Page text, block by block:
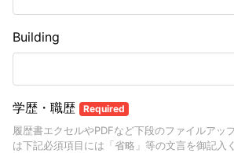
Building
学歴・職歴 Required
履歴書エクセルやPDFなど下段のファイルアッ
は下記必須項目には「省略」等の文言を御記